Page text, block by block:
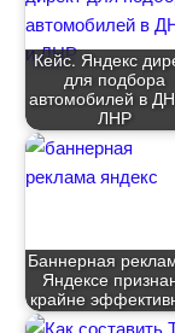
Кейс. Яндекс
для подбора
автомобилей в
ЛНР
Баннерная
Яндексе
крайне